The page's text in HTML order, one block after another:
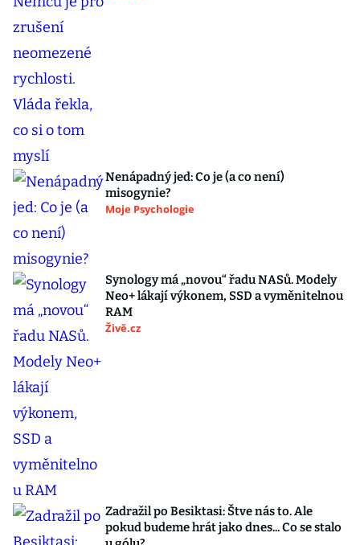
Nenápadný jed: Co je (a co není)
misogynie?
Moje Psychologie
Synology má „novou“ řadu NASů. Modely
Neo+ lákají výkonem, SSD a vyměnitelnou
RAM
Živě.cz
Zadražil po Besiktasi: Štve nás to. Ale
pokud budeme hrát jako dnes... Co se stalo